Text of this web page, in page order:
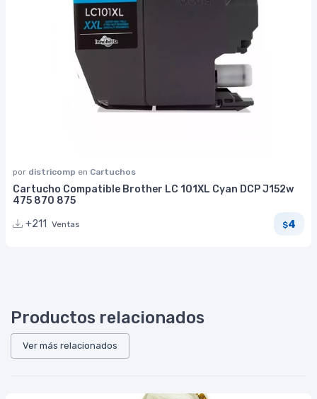
por districomp en Cartuchos
Cartucho Compatible Brother LC 101XL Cyan DCP J152w
475 870 875
+211
Ventas $4
Productos relacionados
Ver más relacionados